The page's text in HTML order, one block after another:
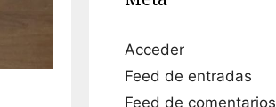
Acceder
Feed de entradas
Feed de comentarios